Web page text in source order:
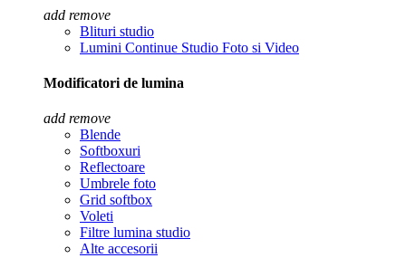
add remove
Blituri studio
Lumini Continue Studio Foto si Video
Modificatori de lumina
add remove
Blende
Softboxuri
Reflectoare
Umbrele foto
Grid softbox
Voleti
Filtre lumina studio
Alte accesorii